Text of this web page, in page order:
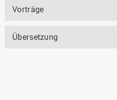
Vorträge
Übersetzung